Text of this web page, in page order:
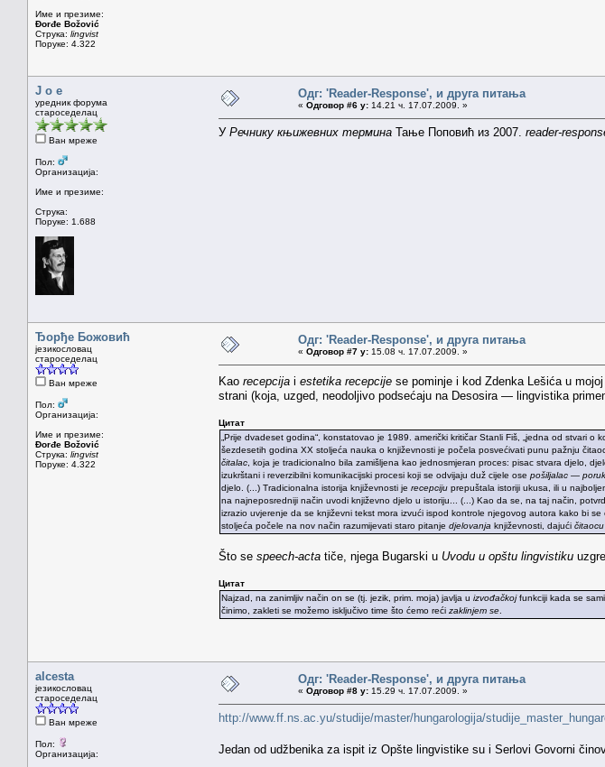
Име и презиме:
Đorđe Božović
Струка: lingvist
Поруке: 4.322
J o e
уредник форума
староседелац
Ван мреже
Пол:
Организација:
Име и презиме:
Струка:
Поруке: 1.688
Одг: 'Reader-Response', и друга питања
« Одговор #6 у: 14.21 ч. 17.07.2009. »
У Речнику књижевних термина Тање Поповић из 2007. reader-
Ђорђе Божовић
језикословац
староседелац
Ван мреже
Пол:
Организација:
Име и презиме:
Đorđe Božović
Струка: lingvist
Поруке: 4.322
Одг: 'Reader-Response', и друга питања
« Одговор #7 у: 15.08 ч. 17.07.2009. »
Kao recepcija i estetika recepcije se pominje i kod Zdenka Lešića u
strani (koja, uzged, neodoljivo podsećaju na Desosira — lingvistika
Цитат
„Prije dvadeset godina“, konstatovao je 1989. američki kritičar Stanli Fiš, „jedna od stvari o
šezdesetih godina XX stoljeća nauka o književnosti je počela posvećivati punu pažnju
čitalac , koja je tradicionalno bila zamišljena kao jednosmjeran proces: pisac stvara djelo,
izukrštani i reverzibilni komunikacijski procesi koji se odvijaju duž cijele ose pošiljalac —
djelo. (...) Tradicionalna istorija književnosti je recepciju prepuštala istoriji ukusa, ili u
na najneposredniji način uvodi književno djelo u istoriju... (...) Kao da se, na taj način,
izrazio uvjerenje da se književni tekst mora izvući ispod kontrole njegovog autora kako bi
stoljeća počele na nov način razumijevati staro pitanje djelovanja književnosti, dajući čitaocu
Što se speech-acta tiče, njega Bugarski u Uvodu u opštu lingvistiku
Цитат
Najzad, na zanimljiv način on se (tj. jezik, prim. moja) javlja u izvođačkojfunkciji kada se
činimo, zakleti se možemo isključivo time što ćemo reći zaklinjem se
alcesta
језикословац
староседелац
Ван мреже
Пол:
Организација:
Одг: 'Reader-Response', и друга питања
« Одговор #8 у: 15.29 ч. 17.07.2009. »
http://www.ff.ns.ac.yu/studije/master/hungarologija/
Jedan od udžbenika za ispit iz Opšte lingvistike su i Serlovi Govorni